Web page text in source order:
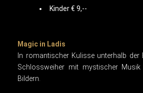
Kinder € 9,--
Magic in Ladis
In romantischer Kulisse unterhalb der
Schlossweiher mit mystischer Musik
Bildern.